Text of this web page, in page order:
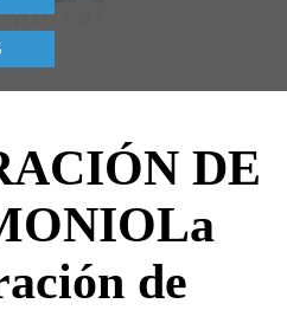
DE
La
de